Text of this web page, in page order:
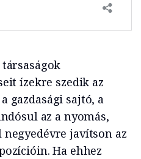
ízekre szedik az
gazdasági sajtó, a
az a nyomás,
negyedévre javítson az
Ha ehhez